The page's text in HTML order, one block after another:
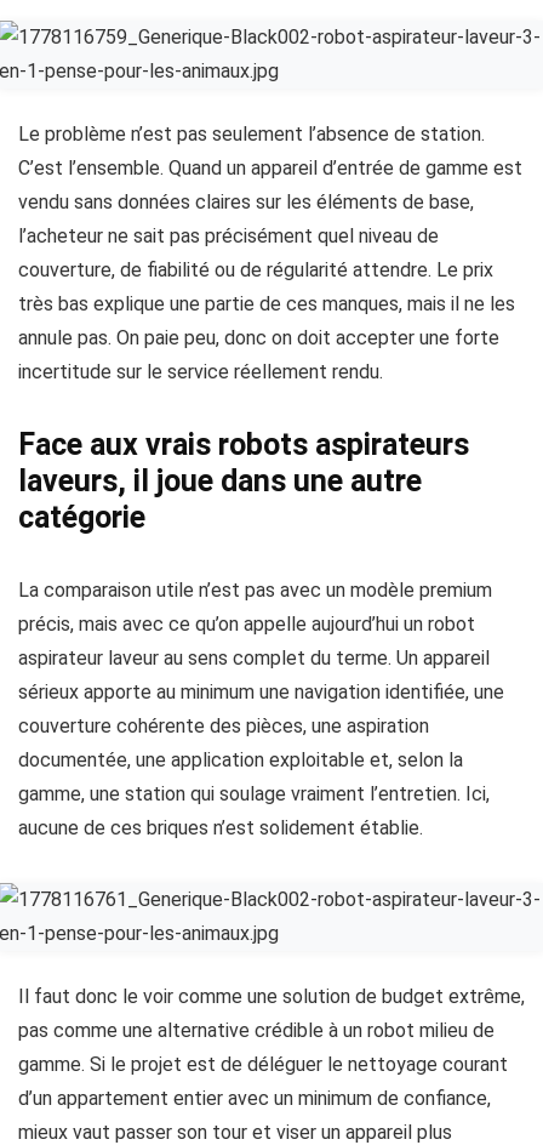
Le problème n’est pas seulement l’absence de station.
C’est l’ensemble. Quand un appareil d’entrée de gamme est
vendu sans données claires sur les éléments de base,
l’acheteur ne sait pas précisément quel niveau de
couverture, de fiabilité ou de régularité attendre. Le prix
très bas explique une partie de ces manques, mais il ne les
annule pas. On paie peu, donc on doit accepter une forte
incertitude sur le service réellement rendu.
Face aux vrais robots aspirateurs
laveurs, il joue dans une autre
catégorie
La comparaison utile n’est pas avec un modèle premium
précis, mais avec ce qu’on appelle aujourd’hui un robot
aspirateur laveur au sens complet du terme. Un appareil
sérieux apporte au minimum une navigation identifiée, une
couverture cohérente des pièces, une aspiration
documentée, une application exploitable et, selon la
gamme, une station qui soulage vraiment l’entretien. Ici,
aucune de ces briques n’est solidement établie.
Il faut donc le voir comme une solution de budget extrême,
pas comme une alternative crédible à un robot milieu de
gamme. Si le projet est de déléguer le nettoyage courant
d’un appartement entier avec un minimum de confiance,
mieux vaut passer son tour et viser un appareil plus